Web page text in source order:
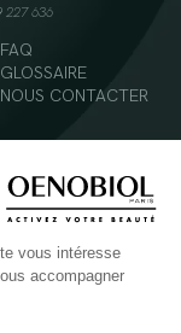
227 636
FAQ
GLOSSAIRE
NOUS CONTACTER
LÉGUMES PAR JOUR -